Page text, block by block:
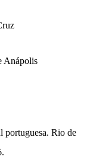
Anápolis
portuguesa. Rio de